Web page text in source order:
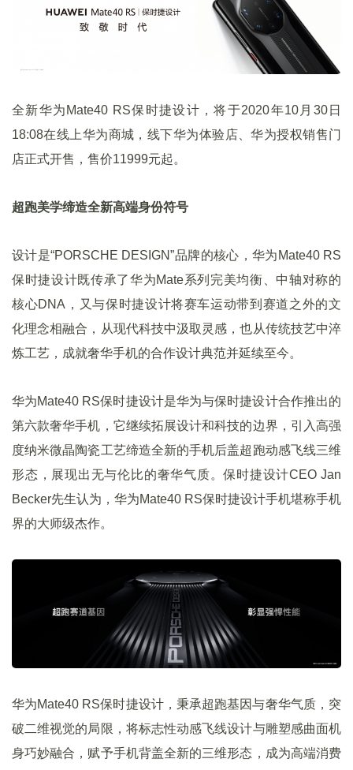
全新华为Mate40 RS保时捷设计，将于2020年10月30日
18:08在线上华为商城，线下华为体验店、华为授权销售门
店正式开售，售价11999元起。
超跑美学缔造全新高端身份符号
设计是“PORSCHE DESIGN”品牌的核心，华为Mate40 RS
保时捷设计既传承了华为Mate系列完美均衡、中轴对称的
核心DNA，又与保时捷设计将赛车运动带到赛道之外的文
化理念相融合，从现代科技中汲取灵感，也从传统技艺中淬
炼工艺，成就奢华手机的合作设计典范并延续至今。
华为Mate40 RS保时捷设计是华为与保时捷设计合作推出的
第六款奢华手机，它继续拓展设计和科技的边界，引入高强
度纳米微晶陶瓷工艺缔造全新的手机后盖超跑动感飞线三维
形态，展现出无与伦比的奢华气质。保时捷设计CEO Jan
Becker先生认为，华为Mate40 RS保时捷设计手机堪称手机
界的大师级杰作。
华为Mate40 RS保时捷设计，秉承超跑基因与奢华气质，突
破二维视觉的局限，将标志性动感飞线设计与雕塑感曲面机
身巧妙融合，赋予手机背盖全新的三维形态，成为高端消费